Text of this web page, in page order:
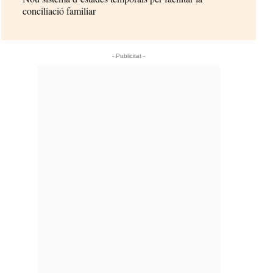
conciliació familiar
- Publicitat -